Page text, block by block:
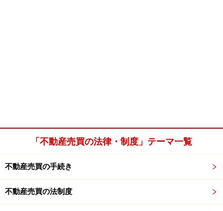
「不動産売買の法律・制度」テーマ一覧
不動産売買の手続き
不動産売買の法制度